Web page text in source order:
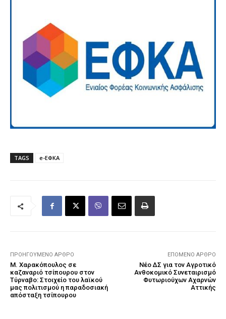
TAGS e-ΕΦΚΑ
ΠΡΟΗΓΟΎΜΕΝΟ ΆΡΘΡΟ
Μ. Χαρακόπουλος σε
καζαναριό τσίπουρου στον
Τύρναβο: Στοιχείο του λαϊκού
μας πολιτισμού η παραδοσιακή
απόσταξη τσίπουρου
ΕΠΌΜΕΝΟ ΆΡΘΡΟ
Νέο ΔΣ για τον Αγροτικό
Ανθοκομικό Συνεταιρισμό
Φυτωριούχων Αχαρνών
Αττικής